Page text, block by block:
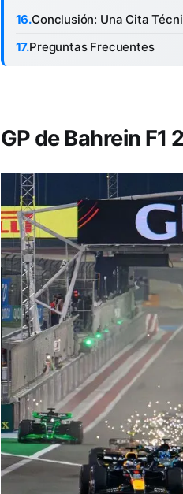
Conclusión: Una Cita
Preguntas Frecuentes
GP de Bahrein